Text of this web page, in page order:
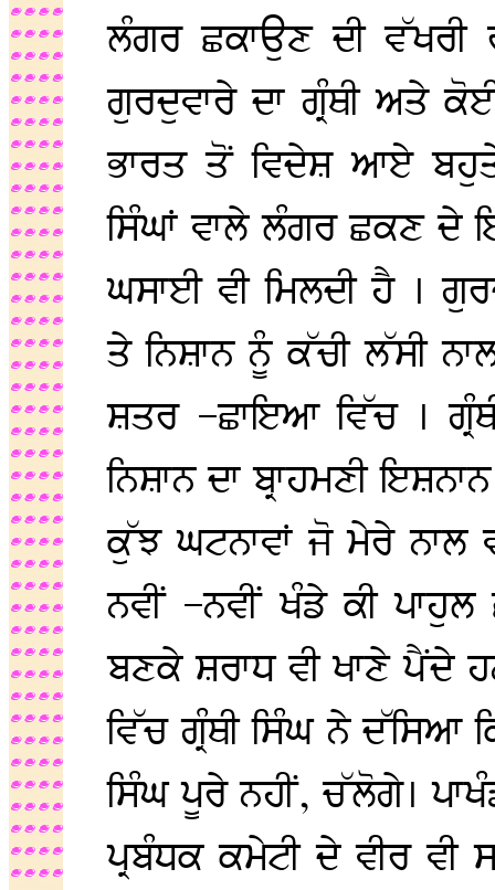
ਲੰਗਰ ਛਕਾਉਣ ਦੀ
ਗੁਰਦੁਵਾਰੇ ਦਾ ਗ੍ਰੰਥੀ ਅਤੇ
ਭਾਰਤ ਤੋਂ ਵਿਦੇਸ਼ ਆਏ
ਸਿੰਘਾਂ ਵਾਲੇ ਲੰਗਰ ਛਕਣ ਦੇ
ਘਸਾਈ ਵੀ ਮਿਲਦੀ ਹੈ ।
ਤੇ ਨਿਸ਼ਾਨ ਨੂੰ ਕੱਚੀ ਲੱਸੀ
ਸ਼ਤਰ –ਛਾਇਆ ਵਿੱਚ ।
ਨਿਸ਼ਾਨ ਦਾ ਬ੍ਰਾਹਮਣੀ
ਕੁੱਝ ਘਟਨਾਵਾਂ ਜੋ ਮੇਰੇ ਨਾਲ
ਨਵੀਂ –ਨਵੀਂ ਖੰਡੇ ਕੀ ਪਾਹੁਲ
ਬਣਕੇ ਸ਼ਰਾਧ ਵੀ ਖਾਣੇ ਪੈਂਦੇ
ਵਿੱਚ ਗ੍ਰੰਥੀ ਸਿੰਘ ਨੇ ਦੱਸਿਆ
ਸਿੰਘ ਪੂਰੇ ਨਹੀਂ, ਚੱਲੋਗੇ।
ਪ੍ਰਬੰਧਕ ਕਮੇਟੀ ਦੇ ਵੀਰ ਵੀ